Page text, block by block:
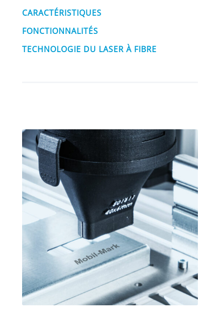
CARACTÉRISTIQUES
FONCTIONNALITÉS
TECHNOLOGIE DU LASER À FIBRE